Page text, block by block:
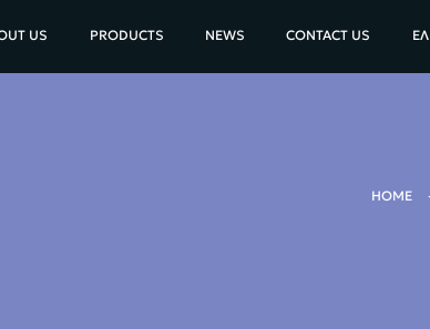
US PRODUCTS NEWS CONTACT US ΕΛ
HOME